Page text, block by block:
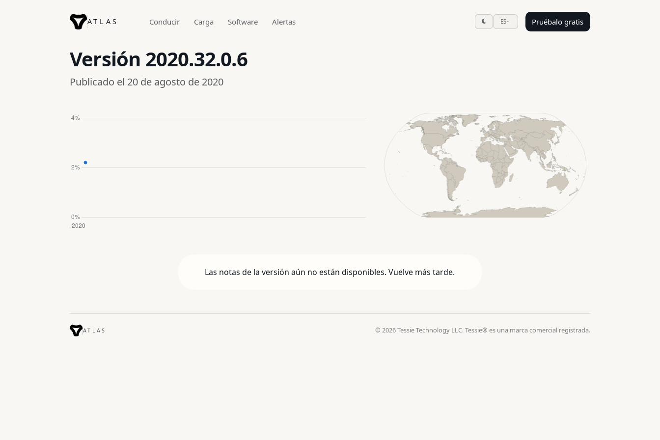
ATLAS Conducir Carga Software Alertas ES Pruébalo gratis
Versión 2020.32.0.6
Publicado el 20 de agosto de 2020
Las notas de la versión aún no están disponibles. Vuelve más tarde.
ATLAS © 2026 Tessie Technology LLC. Tessie® es una marca comercial registrada.